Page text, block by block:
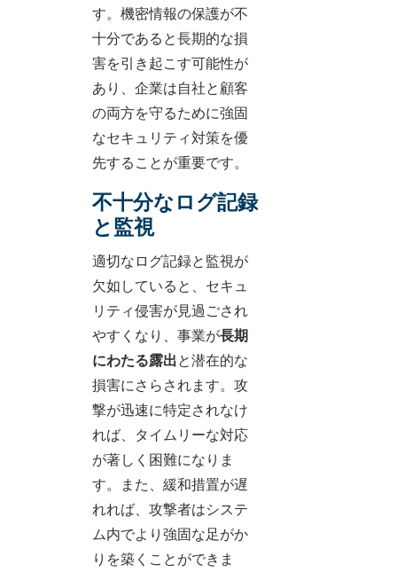
す。機密情報の保護が不
十分であると長期的な損
害を引き起こす可能性が
あり、企業は自社と顧客
の両方を守るために強固
なセキュリティ対策を優
先することが重要です。
不十分なログ記録
と監視
適切なログ記録と監視が
欠如していると、セキュ
リティ侵害が見過ごされ
やすくなり、事業が長期
にわたる露出と潜在的な
損害にさらされます。攻
撃が迅速に特定されなけ
れば、タイムリーな対応
が著しく困難になりま
す。また、緩和措置が遅
れれば、攻撃者はシステ
ム内でより強固な足がか
りを築くことができま